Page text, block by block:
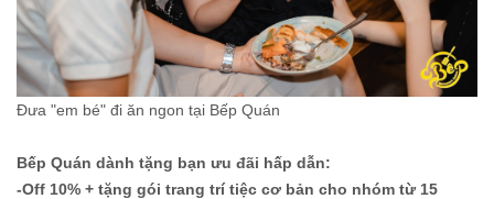
Đưa "em bé" đi ăn ngon tại Bếp Quán
Bếp Quán dành tặng bạn ưu đãi hấp dẫn:
-Off 10% + tặng gói trang trí tiệc cơ bản cho nhóm từ 15